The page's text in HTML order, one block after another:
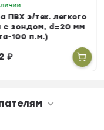
ПВХ э/тех. легкого
с зондом, d=20 мм
100 п.м.)
₽